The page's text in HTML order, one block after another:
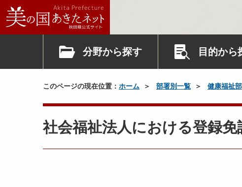
分野から探す 目的から
このページの現在位置： ホーム 部署別一覧 健康福祉部
社会福祉法人における登録